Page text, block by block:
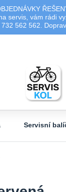
servis, vám
562 562.
Servisní